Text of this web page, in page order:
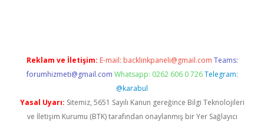
Reklam ve İletişim: E-mail: backlinkpaneli@gmail.com Teams:
forumhizmeti@gmail.com Whatsapp: 0262 606 0 726 Telegram:
@karabul
Yasal Uyarı: Sitemiz, 5651 Sayılı Kanun gereğince Bilgi Teknolojileri
ve İletişim Kurumu (BTK) tarafından onaylanmış bir Yer Sağlayıcı